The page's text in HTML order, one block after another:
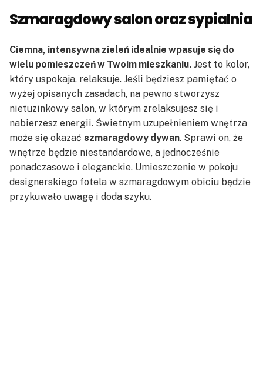
Szmaragdowy salon oraz sypialnia
Ciemna, intensywna zieleń idealnie wpasuje się do
wielu pomieszczeń w Twoim mieszkaniu. Jest to kolor,
który uspokaja, relaksuje. Jeśli będziesz pamiętać o
wyżej opisanych zasadach, na pewno stworzysz
nietuzinkowy salon, w którym zrelaksujesz się i
nabierzesz energii. Świetnym uzupełnieniem wnętrza
może się okazać szmaragdowy dywan. Sprawi on, że
wnętrze będzie niestandardowe, a jednocześnie
ponadczasowe i eleganckie. Umieszczenie w pokoju
designerskiego fotela w szmaragdowym obiciu będzie
przykuwało uwagę i doda szyku.